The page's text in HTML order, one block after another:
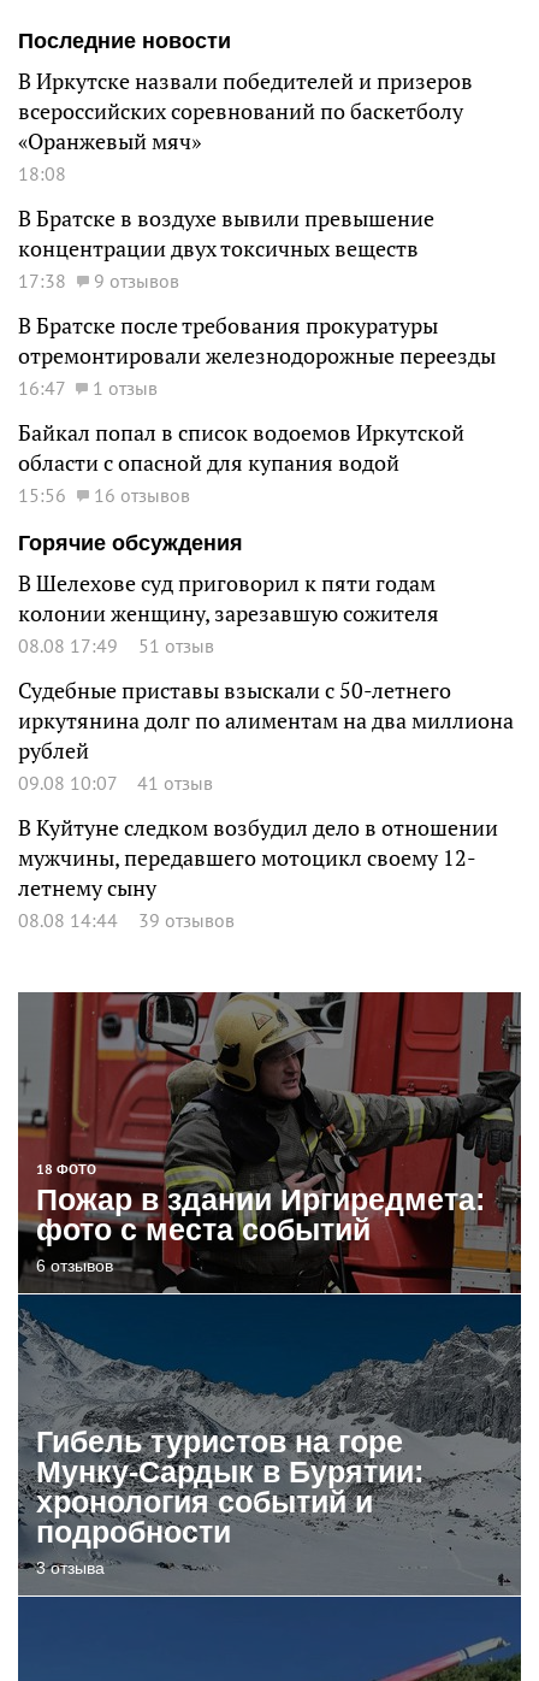
Последние новости
В Иркутске назвали победителей и призеров
всероссийских соревнований по баскетболу
«Оранжевый мяч»
18:08
В Братске в воздухе вывили превышение
концентрации двух токсичных веществ
17:38 9 отзывов
В Братске после требования прокуратуры
отремонтировали железнодорожные переезды
16:47 1 отзыв
Байкал попал в список водоемов Иркутской
области с опасной для купания водой
15:56
16 отзывов
Горячие обсуждения
В Шелехове суд приговорил к пяти годам
колонии женщину, зарезавшую сожителя
08.08 17:49 51 отзыв
Судебные приставы взыскали с 50-летнего
иркутянина долг по алиментам на два миллиона
рублей
09.08 10:07 41 отзыв
В Куйтуне следком возбудил дело в отношении
мужчины, передавшего мотоцикл своему 12-
летнему сыну
08.08 14:44 39 отзывов
18 ФОТО
Пожар в здании Иргиредмета:
фото с места событий
6 отзывов
Гибель туристов на горе
Мунку-Сардык в Бурятии:
хронология событий и
подробности
3 отзыва